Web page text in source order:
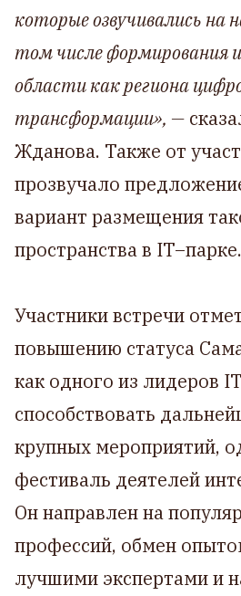
которые озвучивались на
том числе формирования
области как региона
трансформации», —
Жданова. Также от
прозвучало
вариант размещения
пространства в IT–парке.
Участники встречи
повышению статуса
как одного из лидеров
способствовать
крупных мероприятий,
фестиваль деятелей
Он направлен на
профессий, обмен
лучшими экспертами и